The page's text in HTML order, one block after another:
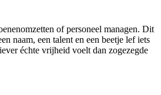
of personeel managen. Dit
naam, een talent en een beetje lef iets
échte vrijheid voelt dan zogezegde